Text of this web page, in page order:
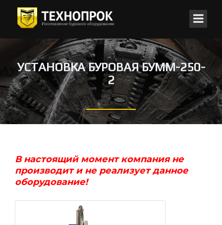
УСТАНОВКА БУРОВАЯ БУММ-250-
2
В настоящий момент компания не
производит и не реализует данное
оборудование!